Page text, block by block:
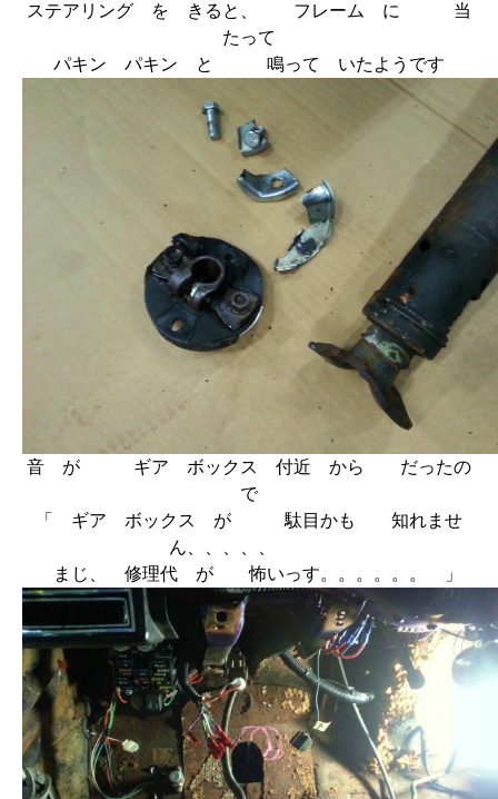
ステアリング を きると、 フレーム に 当
たって
パキン パキン と 鳴って いたようです
音 が ギア ボックス 付近 から だったの
で
「 ギア ボックス が 駄目かも 知れませ
ん、、、、、
まじ、 修理代 が 怖いっす。。。。。。 」